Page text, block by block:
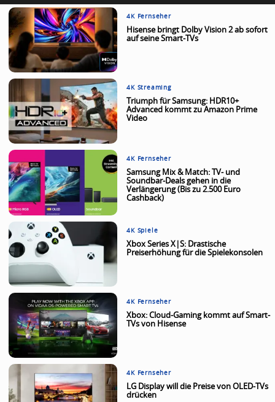
4K Fernseher
Hisense bringt Dolby Vision 2 ab sofort
auf seine Smart-TVs
4K Streaming
Triumph für Samsung: HDR10+
Advanced kommt zu Amazon Prime
Video
4K Fernseher
Samsung Mix & Match: TV- und
Soundbar-Deals gehen in die
Verlängerung (Bis zu 2.500 Euro
Cashback)
4K Spiele
Xbox Series X|S: Drastische
Preiserhöhung für die Spielekonsolen
4K Fernseher
Xbox: Cloud-Gaming kommt auf Smart-
TVs von Hisense
4K Fernseher
LG Display will die Preise von OLED-TVs
drücken